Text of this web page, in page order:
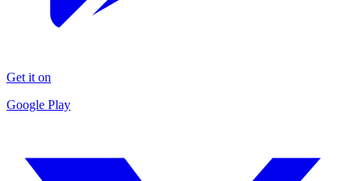
Get it on
Google Play